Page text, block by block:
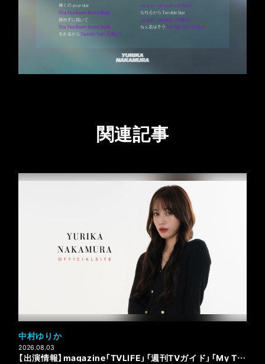
関連記事
中村ゆりか
2026.08.03
【出演情報】magazine「TVLIFE」「週刊TVガイド」「My TV Style」／radio「FM SOUND FILE SHINE」